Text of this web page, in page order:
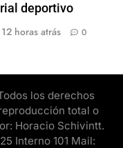
deportivo
12 horas atrás 0
los derechos
total o
Horacio Schivintt.
Interno 101 Mail: